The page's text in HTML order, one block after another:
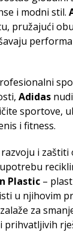
i modni stil.
pružajući
Adidas
sportove,
i fitness.
i zaštiti
Plastic –
u njihovim
za
prihvatljivih